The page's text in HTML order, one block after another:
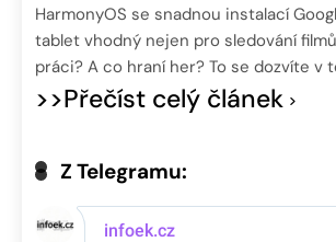
HarmonyOS se snadnou instalací
tablet vhodný nejen pro sledování
práci? A co hraní her? To se dozvíte v
>>Přečíst celý článek
Z Telegramu: